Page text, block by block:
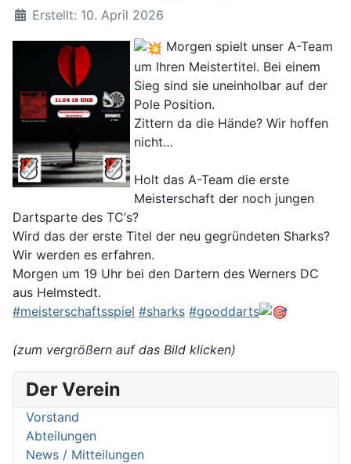
Der Verein
Vorstand
Abteilungen
News / Mitteilungen
DetailsErstellt: 10. April 2026
Morgen spielt unser A-Team
um Ihren Meistertitel. Bei einem
Sieg sind sie uneinholbar auf der
Pole Position.
Zittern da die Hände? Wir hoffen
nicht…
Holt das A-Team die erste
Meisterschaft der noch jungen
Dartsparte des TC‘s?
Wird das der erste Titel der neu gegründeten Sharks?
Wir werden es erfahren.
Morgen um 19 Uhr bei den Dartern des Werners DC
aus Helmstedt.
#meisterschaftsspiel #sharks #gooddarts
(zum vergrößern auf das Bild klicken)